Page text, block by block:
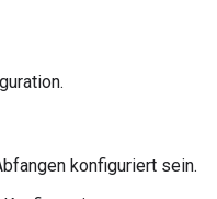
konfiguriert sein.